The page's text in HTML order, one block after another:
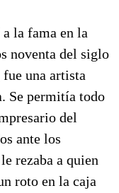
a la fama en la
noventa del siglo
una artista
Se permitía todo
del
ante los
rezaba a quien
roto en la caja